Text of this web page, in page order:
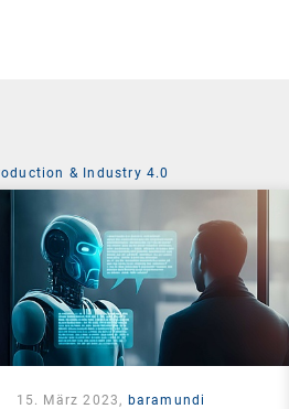
& Industry 4.0
15. März 2023, baramundi